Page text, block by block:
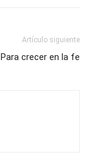
Artículo siguiente
Para crecer en la fe